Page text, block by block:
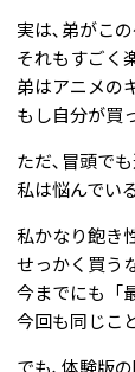
実は､弟がこ
それもすごく
弟はアニメの
もし自分が買
ただ､冒頭で
私は悩んでい
私かなり飽き
せっかく買う
今までにも「
今回も同じこ
でも､体験版